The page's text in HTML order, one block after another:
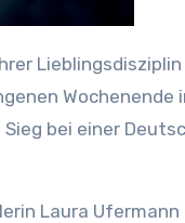
Wochenende
bei einer
Laura Ufermann